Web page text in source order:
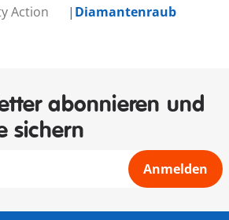
Action Diamantenraub
abonnieren und
sichern
Anmelden